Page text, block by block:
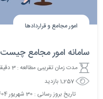
امور مجامع و قراردادها
سامانه امور مجامع
مدت زمان تقریبی مطالعه : 3 دقیقه
1٬257 بازدید
تاریخ بروز رسانی : 30 شهریور